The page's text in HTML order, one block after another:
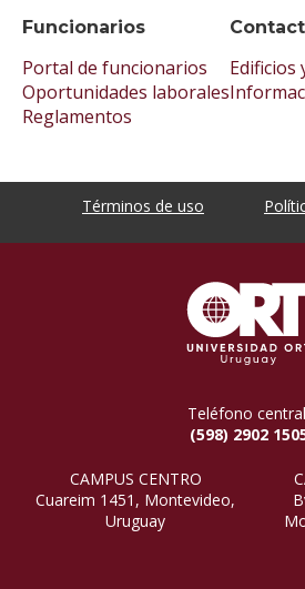
Funcionarios
Portal de funcionarios
Oportunidades laborales
Reglamentos
Edificios
Términos de uso
Teléfono
(598) 2902
CAMPUS CENTRO
Cuareim 1451, Montevideo,
Uruguay